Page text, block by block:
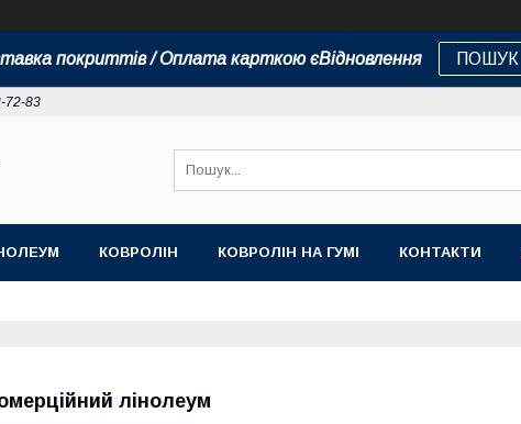
покриттів / Оплата карткою єВідновлення ПОШУК
72-83
КОВРОЛІН КОВРОЛІН НА ГУМІ КОНТАКТИ
лінолеум